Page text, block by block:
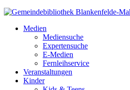
Medien
Mediensuche
Expertensuche
E-Medien
Fernleihservice
Veranstaltungen
Kinder